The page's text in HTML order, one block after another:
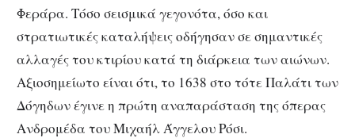
Φεράρα. Τόσο σεισμικά γεγονότα, όσο και
στρατιωτικές καταλήψεις οδήγησαν σε σημαντικές
αλλαγές του κτιρίου κατά τη διάρκεια των αιώνων.
Αξιοσημείωτο είναι ότι, το 1638 στο τότε Παλάτι των
Δόγηδων έγινε η πρώτη αναπαράσταση της όπερας
Ανδρομέδα του Μιχαήλ Άγγελου Ρόσι.